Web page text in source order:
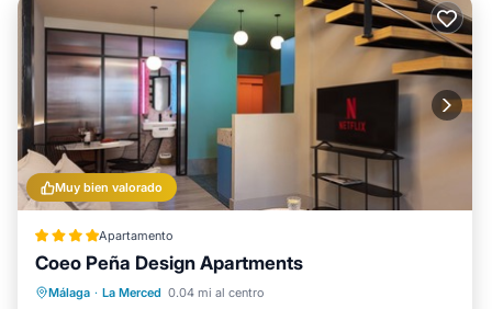
Muy bien valorado
Apartamento
Coeo Peña Design Apartments
Málaga · La Merced 0.04 mi al centro
Frente al mar
Desayuno